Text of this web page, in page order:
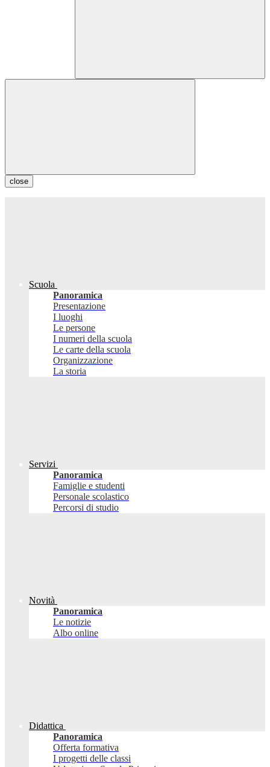
close
Scuola
Panoramica
Presentazione
I luoghi
Le persone
I numeri della scuola
Le carte della scuola
Organizzazione
La storia
Servizi
Panoramica
Famiglie e studenti
Personale scolastico
Percorsi di studio
Novità
Panoramica
Le notizie
Albo online
Didattica
Panoramica
Offerta formativa
I progetti delle classi